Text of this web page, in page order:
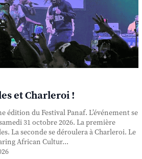
et Charleroi !
édition du Festival Panaf. L’événement se
31 octobre 2026. La première
La seconde se déroulera à Charleroi. Le
African Cultur...